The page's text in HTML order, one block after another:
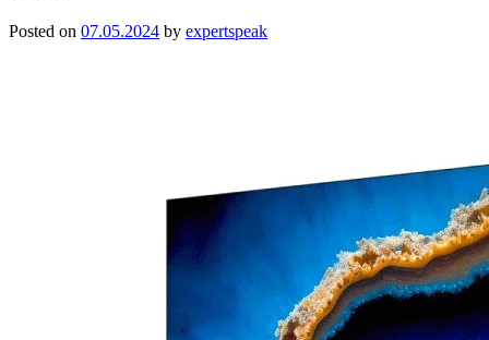
Posted on 07.05.2024 by expertspeak